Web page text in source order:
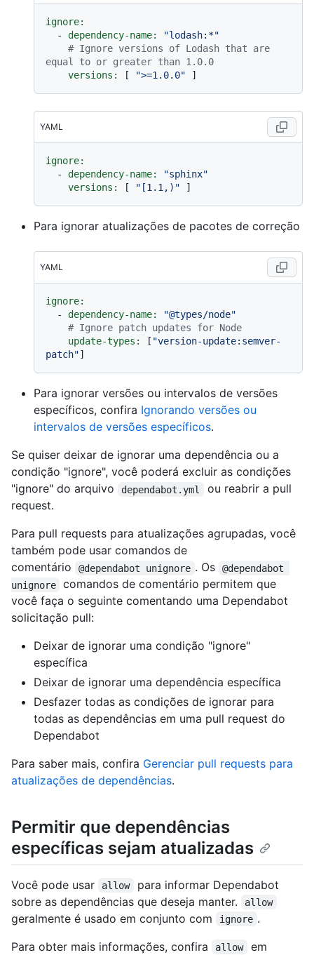
ignore:
-
dependency-name:
"lodash:*"
# Ignore versions of Lodash that are
equal to or greater than 1.0.0
versions:
[ ">=1.0.0"
YAML
ignore:
-
dependency-name:
"sphinx"
versions:
[ "[1.1,)"
Para ignorar atualizações de pacotes de correção
YAML
ignore:
-
dependency-name:
"@types/node"
# Ignore patch updates for Node
update-types:
[ "version-update:semver-
patch"
Para ignorar versões ou intervalos de versões
específicos, confira Ignorando versões ou
intervalos de versões específicos.
Se quiser deixar de ignorar uma dependência ou a
condição "ignore", você poderá excluir as condições
"ignore" do arquivo
dependabot.yml
ou reabrir a pull
request.
Para pull requests para atualizações agrupadas, você
também pode usar comandos de
comentário
@dependabot unignore . Os
@dependabot
unignore
comandos de comentário permitem que
você faça o seguinte comentando uma Dependabot
solicitação pull:
Deixar de ignorar uma condição "ignore"
específica
Deixar de ignorar uma dependência específica
Desfazer todas as condições de ignorar para
todas as dependências em uma pull request do
Dependabot
Para saber mais, confira Gerenciar pull requests para
atualizações de dependências.
Permitir que dependências
específicas sejam atualizadas
Você pode usar allow
para informar Dependabot
sobre as dependências que deseja manter.
allow
geralmente é usado em conjunto com ignore .
Para obter mais informações, confira
allow
em